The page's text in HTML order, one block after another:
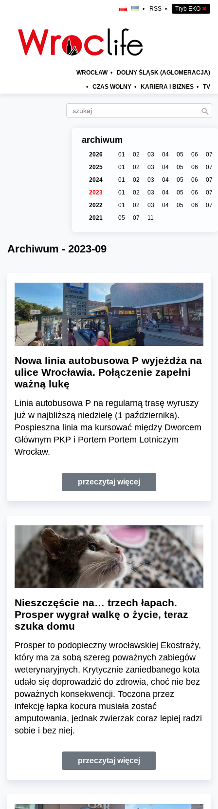
• RSS • Tryb EKO ✖
WROCŁAW • DOLNY ŚLĄSK (AGLOMERACJA)
• CZAS WOLNY • KARIERA I BIZNES • TV
archiwum
2026 01 02 03 04 05 06
07
2025
01 02 03 04 05 06
07
2024
01 02 03 04 05 06
07
2023
01 02 03 04 05 06
07
2022
01 02 03 04 05 06
07
2021
05 07 11
Archiwum - 2023-09
Nowa linia autobusowa P wyjeżdża na
ulice Wrocławia. Połączenie zapełni
ważną lukę
Linia autobusowa P na regularną trasę wyruszy
już w najbliższą niedzielę (1 października).
Pospieszna linia ma kursować między Dworcem
Głównym PKP i Portem Portem Lotniczym
Wrocław.
przeczytaj więcej
Nieszczęście na… trzech łapach.
Prosper wygrał walkę o życie, teraz
szuka domu
Prosper to podopieczny wrocławskiej Ekostraży,
który ma za sobą szereg poważnych zabiegów
weterynaryjnych. Krytycznie zaniedbanego kota
udało się doprowadzić do zdrowia, choć nie bez
poważnych konsekwencji. Toczona przez
infekcję łapka kocura musiała zostać
amputowania, jednak zwierzak coraz lepiej radzi
sobie i bez niej.
przeczytaj więcej